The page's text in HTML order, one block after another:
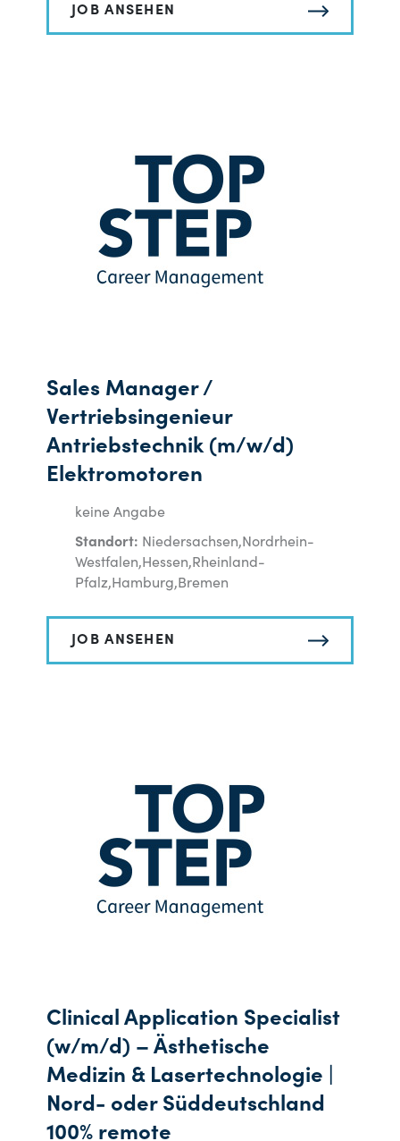
JOB ANSEHEN
Sales Manager /
Vertriebsingenieur
Antriebstechnik (m/w/d)
Elektromotoren
keine Angabe
Standort: Niedersachsen,Nordrhein-
Westfalen,Hessen,Rheinland-
Pfalz,Hamburg,Bremen
JOB ANSEHEN
Clinical Application Specialist
(w/m/d) – Ästhetische
Medizin & Lasertechnologie |
Nord- oder Süddeutschland
100% remote